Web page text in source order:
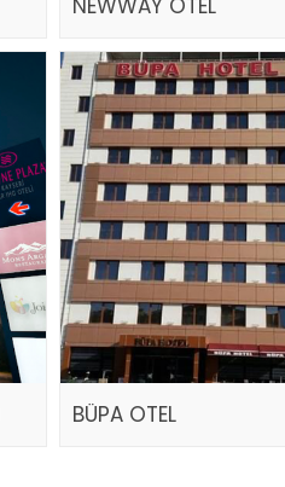
BÜPA OTEL